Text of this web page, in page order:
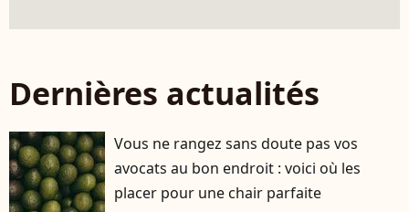
Dernières actualités
Vous ne rangez sans doute pas vos
avocats au bon endroit : voici où les
placer pour une chair parfaite